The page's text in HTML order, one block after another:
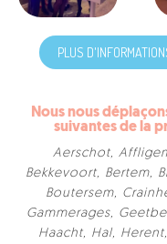
PLUS
Nous nous
suivantes de la
Aerschot,
Bekkevoort, Bertem,
Boutersem,
Gammerages,
Haacht, Hal, Herent,